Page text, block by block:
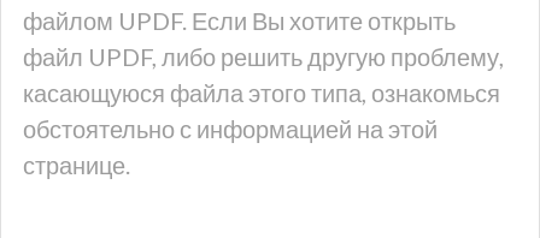
файлом UPDF. Если Вы хотите открыть
файл UPDF, либо решить другую проблему,
касающуюся файла этого типа, ознакомься
обстоятельно с информацией на этой
странице.